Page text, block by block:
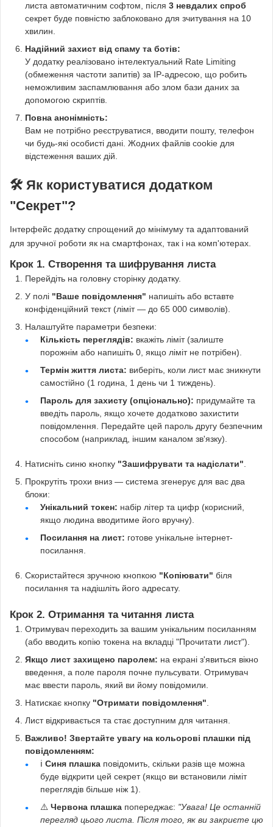
листа автоматичним софтом, після 3 невдалих спроб
секрет буде повністю заблоковано для зчитування на 10
хвилин.
Надійний захист від спаму та ботів:
У додатку реалізовано інтелектуальний Rate Limiting
(обмеження частоти запитів) за IP-адресою, що робить
неможливим заспамлювання або злом бази даних за
допомогою скриптів.
Повна анонімність:
Вам не потрібно реєструватися, вводити пошту, телефон
чи будь-які особисті дані. Жодних файлів cookie для
відстеження ваших дій.
🛠️ Як користуватися додатком
"Секрет"?
Інтерфейс додатку спрощений до мінімуму та адаптований
для зручної роботи як на смартфонах, так і на комп'ютерах.
Крок 1. Створення та шифрування листа
Перейдіть на головну сторінку додатку.
У полі "Ваше повідомлення" напишіть або вставте
конфіденційний текст (ліміт — до 65 000 символів).
Налаштуйте параметри безпеки:
Кількість переглядів: вкажіть ліміт (залиште
порожнім або напишіть 0, якщо ліміт не потрібен).
Термін життя листа: виберіть, коли лист має зникнути
самостійно (1 година, 1 день чи 1 тиждень).
Пароль для захисту (опціонально): придумайте та
введіть пароль, якщо хочете додатково захистити
повідомлення. Передайте цей пароль другу безпечним
способом (наприклад, іншим каналом зв'язку).
Натисніть синю кнопку "Зашифрувати та надіслати".
Прокрутіть трохи вниз — система згенерує для вас два
блоки:
Унікальний токен: набір літер та цифр (корисний,
якщо людина вводитиме його вручну).
Посилання на лист: готове унікальне інтернет-
посилання.
Скористайтеся зручною кнопкою "Копіювати" біля
посилання та надішліть його адресату.
Крок 2. Отримання та читання листа
Отримувач переходить за вашим унікальним посиланням
(або вводить копію токена на вкладці "Прочитати лист").
Якщо лист захищено паролем: на екрані з'явиться вікно
введення, а поле пароля почне пульсувати. Отримувач
має ввести пароль, який ви йому повідомили.
Натискає кнопку "Отримати повідомлення".
Лист відкривається та стає доступним для читання.
Важливо! Звертайте увагу на кольорові плашки під
повідомленням:
ℹ️ Синя плашка повідомить, скільки разів ще можна
буде відкрити цей секрет (якщо ви встановили ліміт
переглядів більше ніж 1).
⚠️ Червона плашка попереджає: "Увага! Це останній
перегляд цього листа. Після того, як ви закриєте цю